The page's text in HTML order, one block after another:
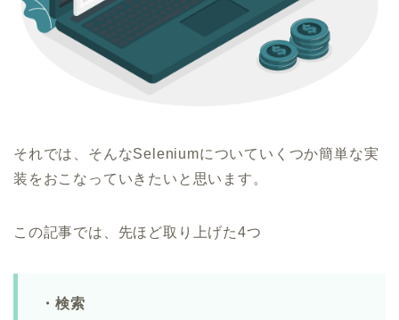
それでは、そんなSeleniumについていくつか簡単な実
装をおこなっていきたいと思います。
この記事では、先ほど取り上げた4つ
・検索